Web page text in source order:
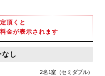
頂くと
金が表示されます
なし
2名1室（セミダブル）